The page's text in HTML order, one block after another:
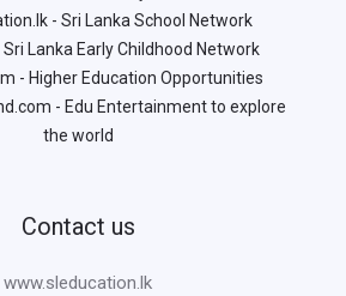
- Sri Lanka School Network
Lanka Early Childhood Network
- Higher Education Opportunities
- Edu Entertainment to explore
the world
Contact us
www.sleducation.lk